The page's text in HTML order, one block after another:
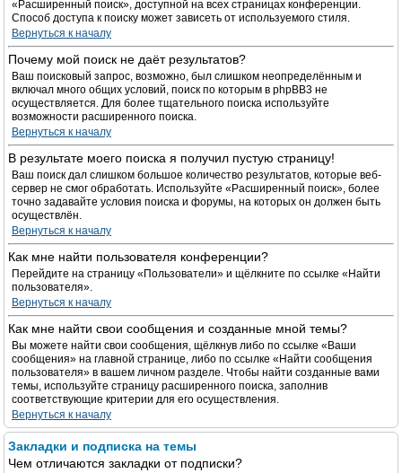
«Расширенный поиск», доступной на всех страницах конференции.
Способ доступа к поиску может зависеть от используемого стиля.
Вернуться к началу
Почему мой поиск не даёт результатов?
Ваш поисковый запрос, возможно, был слишком неопределённым и
включал много общих условий, поиск по которым в phpBB3 не
осуществляется. Для более тщательного поиска используйте
возможности расширенного поиска.
Вернуться к началу
В результате моего поиска я получил пустую страницу!
Ваш поиск дал слишком большое количество результатов, которые веб-
сервер не смог обработать. Используйте «Расширенный поиск», более
точно задавайте условия поиска и форумы, на которых он должен быть
осуществлён.
Вернуться к началу
Как мне найти пользователя конференции?
Перейдите на страницу «Пользователи» и щёлкните по ссылке «Найти
пользователя».
Вернуться к началу
Как мне найти свои сообщения и созданные мной темы?
Вы можете найти свои сообщения, щёлкнув либо по ссылке «Ваши
сообщения» на главной странице, либо по ссылке «Найти сообщения
пользователя» в вашем личном разделе. Чтобы найти созданные вами
темы, используйте страницу расширенного поиска, заполнив
соответствующие критерии для его осуществления.
Вернуться к началу
Закладки и подписка на темы
Чем отличаются закладки от подписки?